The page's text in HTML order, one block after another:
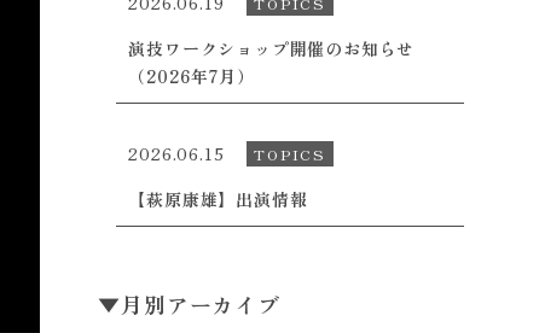
演技ワークショップ開催のお知らせ
（2026年7月）
2026.06.15 TOPICS
【萩原康雄】出演情報
▼月別アーカイブ